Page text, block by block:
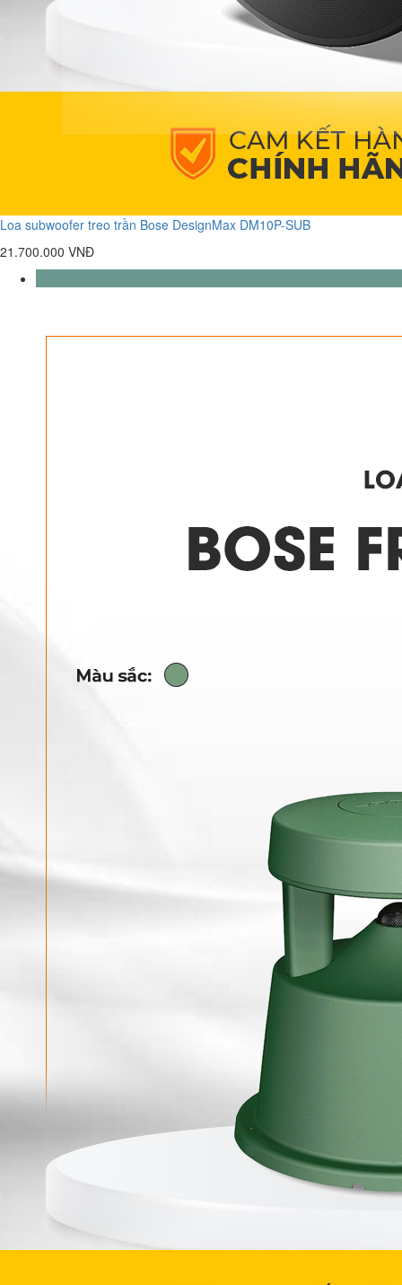
Loa subwoofer treo trần Bose DesignMax DM10P-SUB
21.700.000 VNĐ